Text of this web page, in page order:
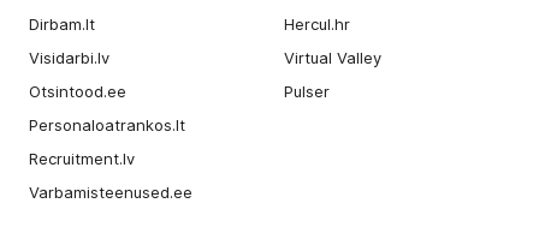
Dirbam.It
Visidarbi.lv
Otsintood.ee
Personaloatrankos.lt
Recruitment.lv
Varbamisteenused.ee
Hercul.hr
Virtual Valley
Pulser